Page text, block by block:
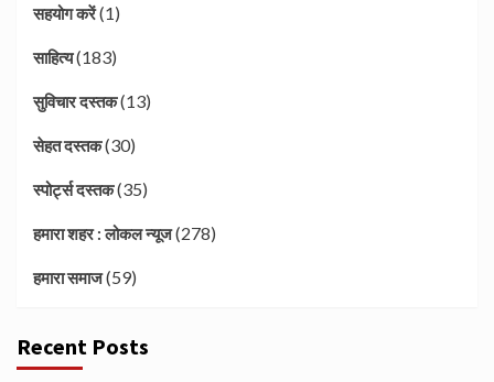
सहयोग करें(1)
साहित्य(183)
सुविचार दस्तक(13)
सेहत दस्तक(30)
स्पोर्ट्स दस्तक(35)
हमारा शहर : लोकल न्यूज(278)
हमारा समाज(59)
Recent Posts